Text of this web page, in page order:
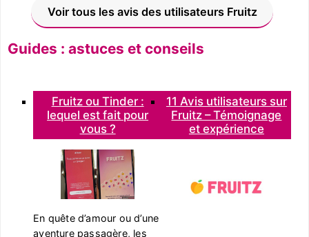
Voir tous les avis des utilisateurs Fruitz
Guides : astuces et conseils
Fruitz ou Tinder :
lequel est fait pour
vous ?
En quête d’amour ou d’une
aventure passagère, les
11 Avis utilisateurs sur
Fruitz – Témoignage
et expérience